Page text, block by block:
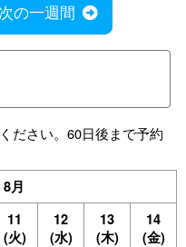
次の一週間
ださい。60日後まで予約
8月
11
(火)
12
(水)
13
(木)
14
(金)